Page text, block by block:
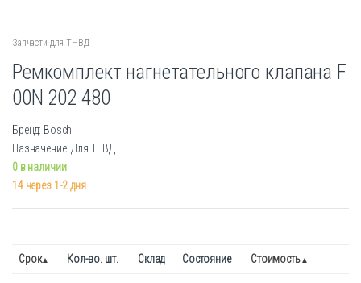
Запчасти для ТНВД
Ремкомплект нагнетательного клапана F
00N 202 480
Бренд: Bosch
Назначение: Для ТНВД
0 в наличии
14 через 1-2 дня
Срок Кол-во. шт. Склад Состояние Стоимость